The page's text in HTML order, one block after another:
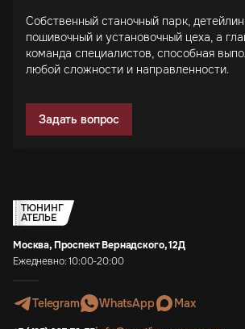
Собственный станочный парк,
пошивочный и установочный цеха, а
команда специалистов, способная
любой сложности и направленности.
Задать вопрос
ТЮНИНГ
АТЕЛЬЕ
Москва, Проспект Вернадского, 12Д
Ежедневно: 10:00-20:00
Telegram WhatsApp Max